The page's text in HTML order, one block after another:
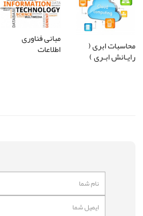
محاسبات ابری (
رایـانش ابـری )
مبانی فناوری
اطلاعات